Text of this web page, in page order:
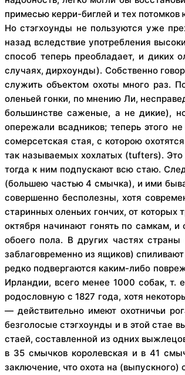
примесью керри-биглей и тех
Но стэгхоунды не пользуются уже
назад вследствие употребления
способ теперь преобладает, и диких
случаях, дирхоунды). Собственно
служить объектом охоты много раз.
оленьей гонки, по мнению Ли,
большинстве саженые, а не дикие),
опережали всадников; теперь этого
сомерсетская стая, с которою
так называемых хохлатых (tufters). Это
тогда к ним подпускают всю стаю.
(большею частью 4 смычка), и ими
совершенно бесполезны, хотя
старинных оленьих гончих, от которых
октября начинают гонять по самкам,
обоего пола. В других частях
заблаговременно из ящиков)
редко подвергаются каким-либо
Ирландии, всего менее 1000 собак, т.
родословную с 1827 года, хотя
— действительно имеют охотничьи
безголосые стэгхоунды и в этой стае
стаей, составленной из одних
в 35 смычков королевская и в 41
заключение, что охота на (выпускного)